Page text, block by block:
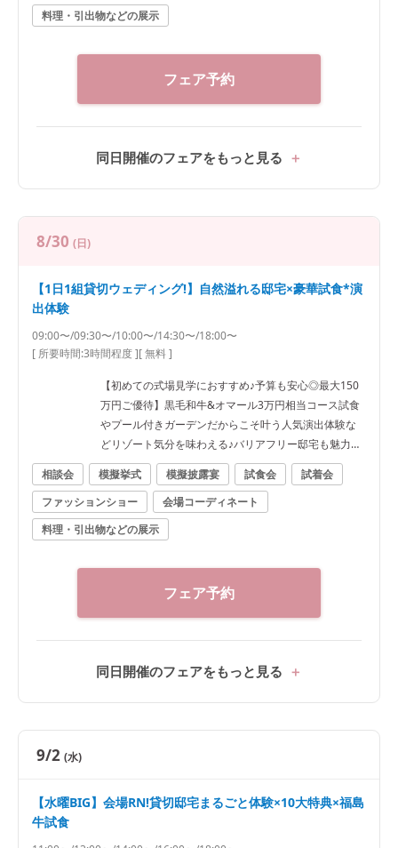
日常感溢れるプール付き貸切一軒家で叶える完全プラ
イベートWをまるごと体験★ ・ガーデン演出体験★ド
●安心の相談会*実際に打合せを行っているプランナー
だから安心と好評★なんでもご質問ください★
料理・引出物などの展示
フェア予約
同日開催のフェアをもっと見る
8/30 (日)
【1日1組貸切ウェディング!】自然溢れる邸宅×豪華試食*演
出体験
09:00〜/09:30〜/10:00〜/14:30〜/18:00〜
[ 所要時間:3時間程度][ 無料 ]
【初めての式場見学におすすめ♪予算も安心◎最大150
万円ご優待】黒毛和牛&オマール3万円相当コース試食
やプール付きガーデンだからこそ叶う人気演出体験な
どリゾート気分を味わえる♪バリアフリー邸宅も魅力！
専属プランナーがふたりの不安や疑問を全て解消！イ
チから分かるBIGフェア★ぴったりなWをご提案★ ●
＼料理で選ばれてNo1★／福島県料理ランキング1位★
ゲストも大満足の料理を無料試食！3万相当福島牛*オ
マール絶品コース試食★ ●郡山駅10分の好立地×非日
ップ&フライ*バルーン演出 ・模擬挙式★全天候型*幻
想的な雲海演出&感動のチャペルムービー体験など ●
安心の相談会*実際に打合せを行っているプランナーだ
相談会 模擬挙式 模擬披露宴 試食会
試着会
ファッションショー
会場コーディネート
料理・引出物などの展示
フェア予約
同日開催のフェアをもっと見る
9/2 (水)
【水曜BIG】会場RN!貸切邸宅まるごと体験×10大特典×福島
牛試食